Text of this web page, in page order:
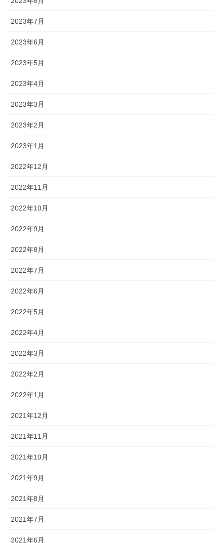
2023年7月
2023年6月
2023年5月
2023年4月
2023年3月
2023年2月
2023年1月
2022年12月
2022年11月
2022年10月
2022年9月
2022年8月
2022年7月
2022年6月
2022年5月
2022年4月
2022年3月
2022年2月
2022年1月
2021年12月
2021年11月
2021年10月
2021年9月
2021年8月
2021年7月
2021年6月